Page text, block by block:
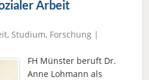
Arbeit
, Studium, Forschung |
FH Münster beruft Dr.
Anne Lohmann als